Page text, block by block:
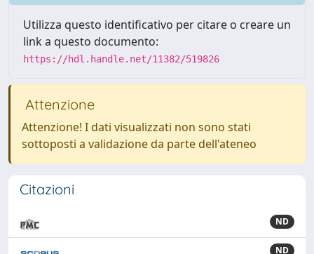
Utilizza questo identificativo per citare o creare un
link a questo documento:
https://hdl.handle.net/11382/519826
Attenzione
Attenzione! I dati visualizzati non sono stati
sottoposti a validazione da parte dell'ateneo
Citazioni
ND
ND